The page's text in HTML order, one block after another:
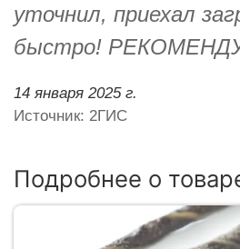
уточнил, приехал
быстро!
14 января 2025 г.
Источник: 2ГИС
Подробнее о